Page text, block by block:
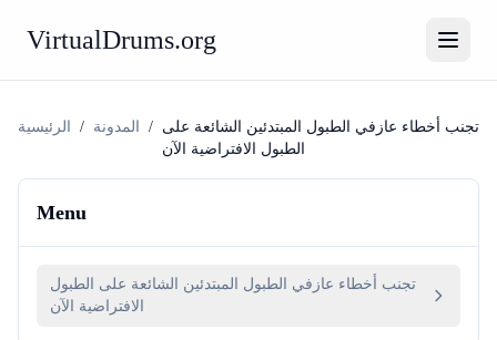
VirtualDrums.org
الرئيسية / المدونة / تجنب أخطاء عازفي الطبول المبتدئين الشائعة على
الطبول الافتراضية الآن
Menu
تجنب أخطاء عازفي الطبول المبتدئين الشائعة على الطبول
الافتراضية الآن